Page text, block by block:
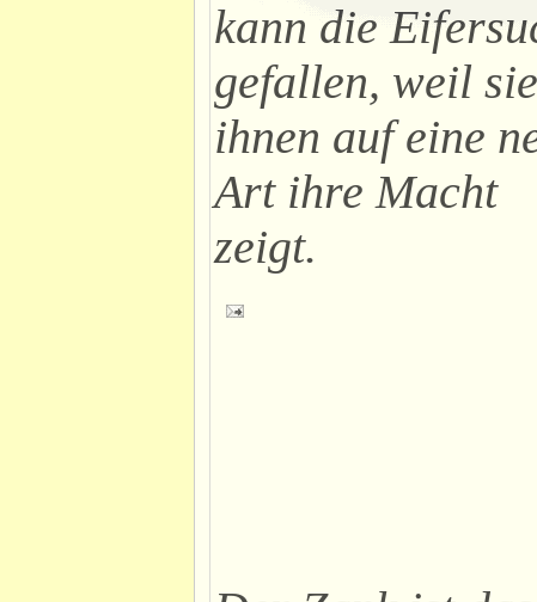
kann die
gefallen, weil sie
ihnen auf eine
Art ihre Macht
zeigt.